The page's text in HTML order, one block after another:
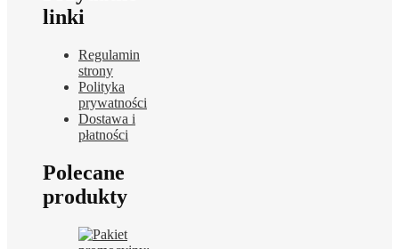
linki
Regulamin
strony
Polityka
prywatności
Dostawa i
płatności
Polecane
produkty